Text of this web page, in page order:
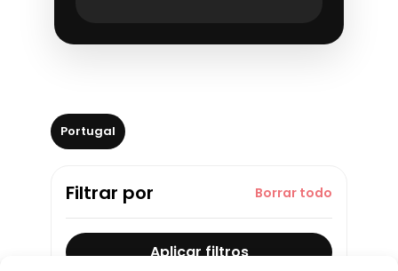
Portugal
Filtrar por Borrar todo
Aplicar filtros